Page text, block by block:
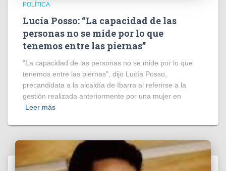
POLÍTICA
Lucía Posso: “La capacidad de las
personas no se mide por lo que
tenemos entre las piernas”
“La capacidad de las personas no se mide por lo que
tenemos entre las piernas”, dijo Lucía Posso,
precandidata a la alcaldía de Ibarra al referirse a la
gestión realizada anteriormente por una mujer en
Leer más